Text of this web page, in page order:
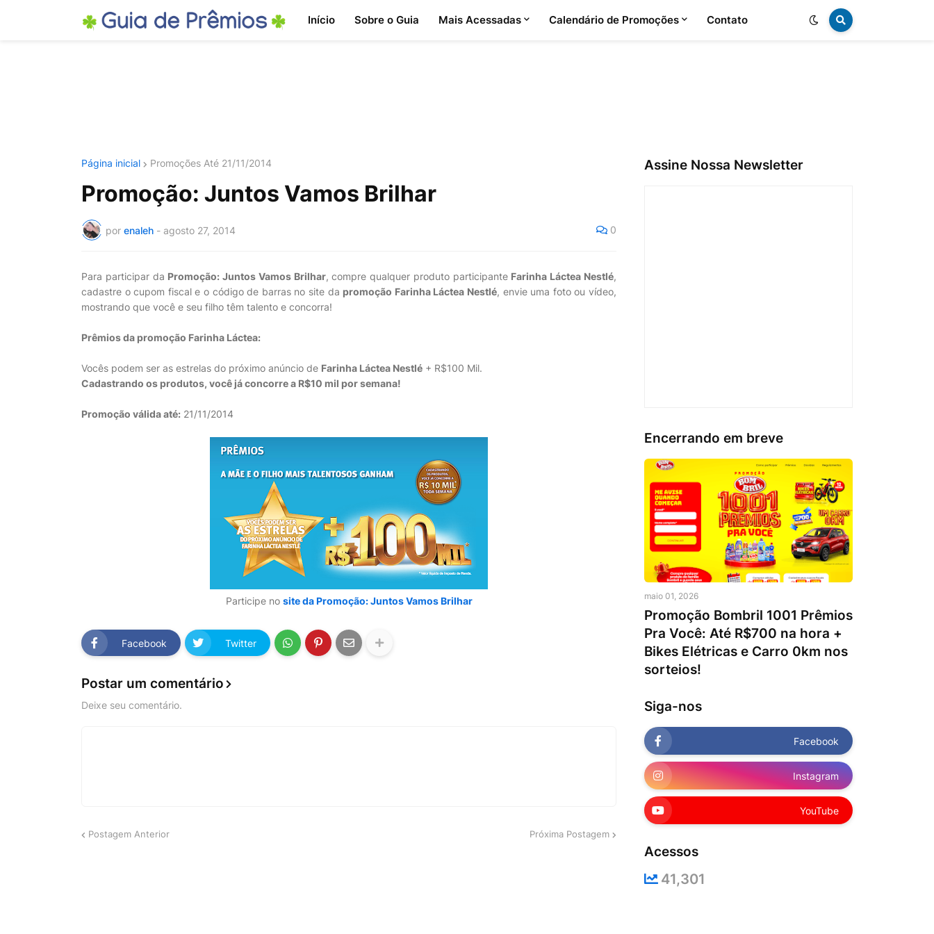
Início Sobre o Guia Mais Acessadas Calendário de Promoções Contato
Página inicial Promoções Até 21/11/2014
Promoção: Juntos Vamos Brilhar
por enaleh - agosto 27, 2014 0
Para participar da Promoção: Juntos Vamos Brilhar, compre qualquer produto participante Farinha Láctea Nestlé,
cadastre o cupom fiscal e o código de barras no site da promoção Farinha Láctea Nestlé, envie uma foto ou vídeo,
mostrando que você e seu filho têm talento e concorra!
Prêmios da promoção Farinha Láctea:
Vocês podem ser as estrelas do próximo anúncio de Farinha Láctea Nestlé + R$100 Mil.
Cadastrando os produtos, você já concorre a R$10 mil por semana!
Promoção válida até: 21/11/2014
Participe no site da Promoção: Juntos Vamos Brilhar
Facebook Twitter
Postar um comentário
Deixe seu comentário.
Postagem Anterior Próxima Postagem
Assine Nossa Newsletter
Encerrando em breve
maio 01, 2026
Promoção Bombril 1001 Prêmios
Pra Você: Até R$700 na hora +
Bikes Elétricas e Carro 0km nos
sorteios!
Siga-nos
Facebook
Instagram
YouTube
Acessos
41,301